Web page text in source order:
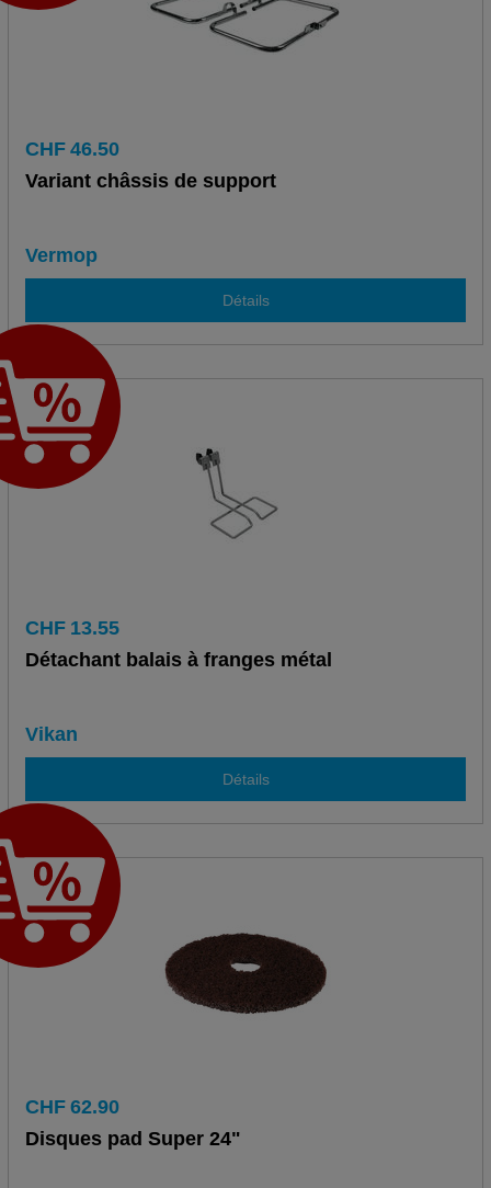
CHF 46.50
Variant châssis de support
Vermop
Détails
CHF 13.55
Détachant balais à franges métal
Vikan
Détails
CHF 62.90
Disques pad Super 24"